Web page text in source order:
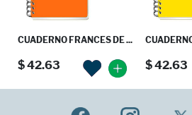
CUADERNO FRANCES DE ...
$ 42.63 $ 42.63